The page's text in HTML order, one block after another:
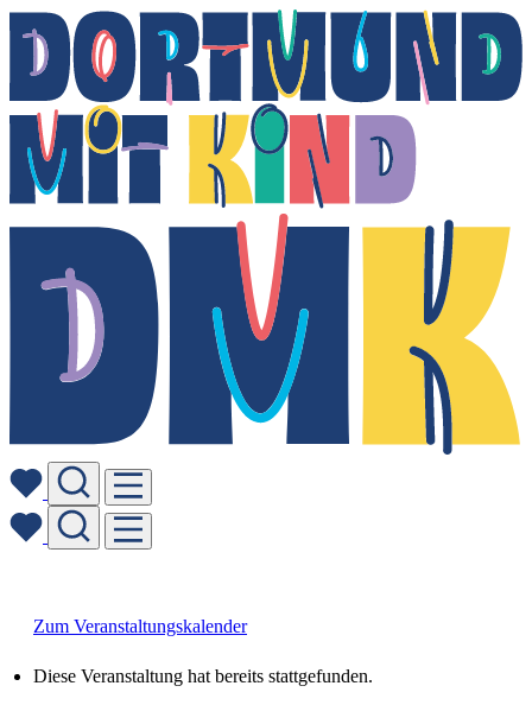
Zum Veranstaltungskalender
Diese Veranstaltung hat bereits stattgefunden.